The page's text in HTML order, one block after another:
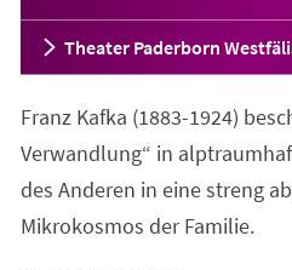
Theater Paderborn
Franz Kafka (1883-1924)
Verwandlung“ in
des Anderen in eine streng
Mikrokosmos der Familie.